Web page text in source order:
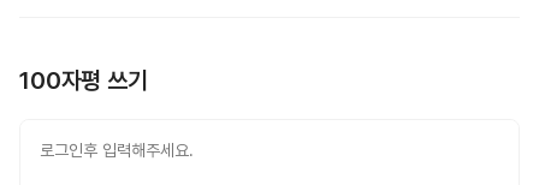
100자평 쓰기